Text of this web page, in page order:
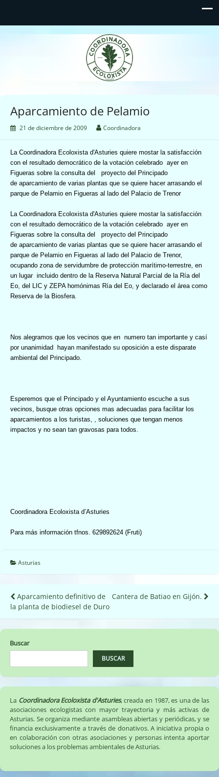
Coordinadora Ecoloxista
d'Asturies
Aparcamiento de Pelamio
21 de diciembre de 2009 Coordinadora
La Coordinadora Ecoloxista d'Asturies quiere mostar la satisfacción
con el resultado democrático de la votación celebrado ayer en
Figueras sobre la consulta del proyecto del Principado
de aparcamiento de varias plantas que se quiere hacer arrasando el
parque de Pelamio en Figueras al lado del Palacio de Trenor
La Coordinadora Ecoloxista d'Asturies quiere mostar la satisfacción
con el resultado democrático de la votación celebrado ayer en
Figueras sobre la consulta del proyecto del Principado
de aparcamiento de varias plantas que se quiere hacer arrasando el
parque de Pelamio en Figueras al lado del Palacio de Trenor,
ocupando zona de servidumbre de protección marítimo-terrestre, en
un lugar incluido dentro de la Reserva Natural Parcial de la Ría del
Eo, del LIC y ZEPA homónimas Ría del Eo, y declarado el área como
Reserva de la Biosfera.
Nos alegramos que los vecinos que en numero tan importante y casí
por unanimidad hayan manifestado su oposición a este disparate
ambiental del Principado.
Esperemos que el Principado y el Ayuntamiento escuche a sus
vecinos, busque otras opciones mas adecuadas para facilitar los
aparcamientos a los turistas, , soluciones que tengan menos
impactos y no sean tan gravosas para todos.
Coordinadora Ecoloxista d’Asturies
Para más información tfnos. 629892624 (Fruti)
Asturias
Navegación
de
entradas
Aparcamiento definitivo de
la planta de biodiesel de Duro
Cantera de Batiao en Gijón.
Buscar
BUSCAR
La Coordinadora Ecoloxista d'Asturies, creada en 1987, es una de las
asociaciones ecologistas con mayor trayectoria y más activas de
Asturias. Se organiza mediante asambleas abiertas y periódicas, y se
financia exclusivamente a través de donativos. A iniciativa propia o
en colaboración con otras asociaciones y personas intenta aportar
soluciones a los problemas ambientales de Asturias.